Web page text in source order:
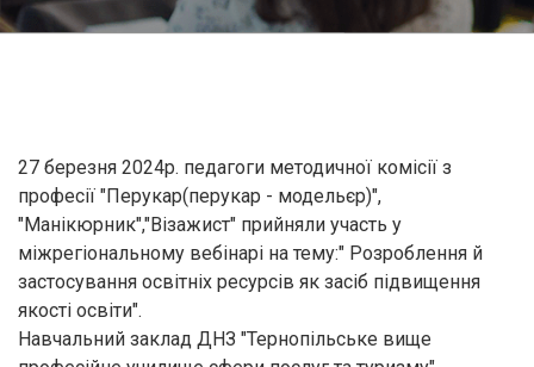
27 березня 2024р. педагоги методичної комісії з
професії "Перукар(перукар - модельєр)",
"Манікюрник","Візажист" прийняли участь у
міжрегіональному вебінарі на тему:" Розроблення й
застосування освітніх ресурсів як засіб підвищення
якості освіти".
Навчальний заклад ДНЗ "Тернопільське вище